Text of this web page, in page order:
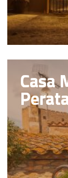
Casa